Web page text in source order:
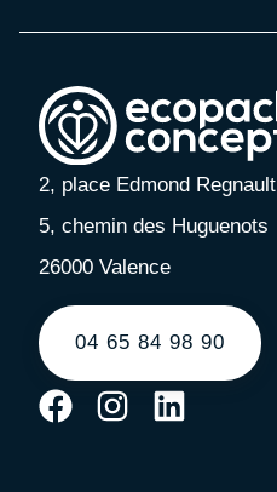
2, place Edmond Regnault
5, chemin des Huguenots
26000 Valence
04 65 84 98 90